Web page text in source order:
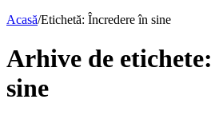
Acasă/Etichetă: Încredere în sine
Arhive de etichete:
sine